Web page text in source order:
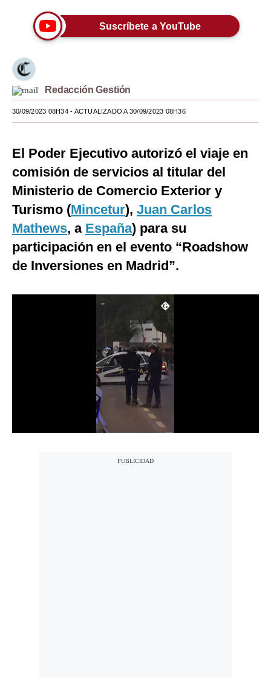
Tendencias
Lujo
Viajes
Moda
EEUU
México
España
Internacional
Tecnología
Suscríbete a YouTube
Redacción Gestión
30/09/2023 08H34- ACTUALIZADO A 30/09/2023 08H36
El Poder Ejecutivo autorizó el viaje en
comisión de servicios al titular del
Ministerio de Comercio Exterior y
Turismo (Mincetur), Juan Carlos
Mathews, a España) para su
participación en el evento “Roadshow
de Inversiones en Madrid”.